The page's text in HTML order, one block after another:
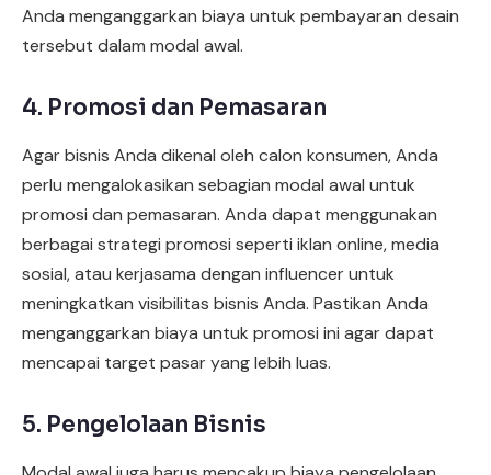
Anda menganggarkan biaya untuk pembayaran desain
tersebut dalam modal awal.
4. Promosi dan Pemasaran
Agar bisnis Anda dikenal oleh calon konsumen, Anda
perlu mengalokasikan sebagian modal awal untuk
promosi dan pemasaran. Anda dapat menggunakan
berbagai strategi promosi seperti iklan online, media
sosial, atau kerjasama dengan influencer untuk
meningkatkan visibilitas bisnis Anda. Pastikan Anda
menganggarkan biaya untuk promosi ini agar dapat
mencapai target pasar yang lebih luas.
5. Pengelolaan Bisnis